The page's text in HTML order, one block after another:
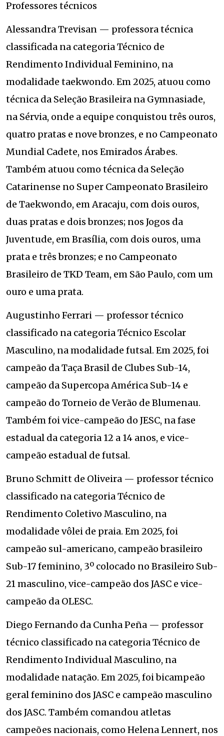
Professores técnicos
Alessandra Trevisan — professora técnica
classificada na categoria Técnico de
Rendimento Individual Feminino, na
modalidade taekwondo. Em 2025, atuou como
técnica da Seleção Brasileira na Gymnasiade,
na Sérvia, onde a equipe conquistou três ouros,
quatro pratas e nove bronzes, e no Campeonato
Mundial Cadete, nos Emirados Árabes.
Também atuou como técnica da Seleção
Catarinense no Super Campeonato Brasileiro
de Taekwondo, em Aracaju, com dois ouros,
duas pratas e dois bronzes; nos Jogos da
Juventude, em Brasília, com dois ouros, uma
prata e três bronzes; e no Campeonato
Brasileiro de TKD Team, em São Paulo, com um
ouro e uma prata.
Augustinho Ferrari — professor técnico
classificado na categoria Técnico Escolar
Masculino, na modalidade futsal. Em 2025, foi
campeão da Taça Brasil de Clubes Sub-14,
campeão da Supercopa América Sub-14 e
campeão do Torneio de Verão de Blumenau.
Também foi vice-campeão do JESC, na fase
estadual da categoria 12 a 14 anos, e vice-
campeão estadual de futsal.
Bruno Schmitt de Oliveira — professor técnico
classificado na categoria Técnico de
Rendimento Coletivo Masculino, na
modalidade vôlei de praia. Em 2025, foi
campeão sul-americano, campeão brasileiro
Sub-17 feminino, 3º colocado no Brasileiro Sub-
21 masculino, vice-campeão dos JASC e vice-
campeão da OLESC.
Diego Fernando da Cunha Peña — professor
técnico classificado na categoria Técnico de
Rendimento Individual Masculino, na
modalidade natação. Em 2025, foi bicampeão
geral feminino dos JASC e campeão masculino
dos JASC. Também comandou atletas
campeões nacionais, como Helena Lennert, nos